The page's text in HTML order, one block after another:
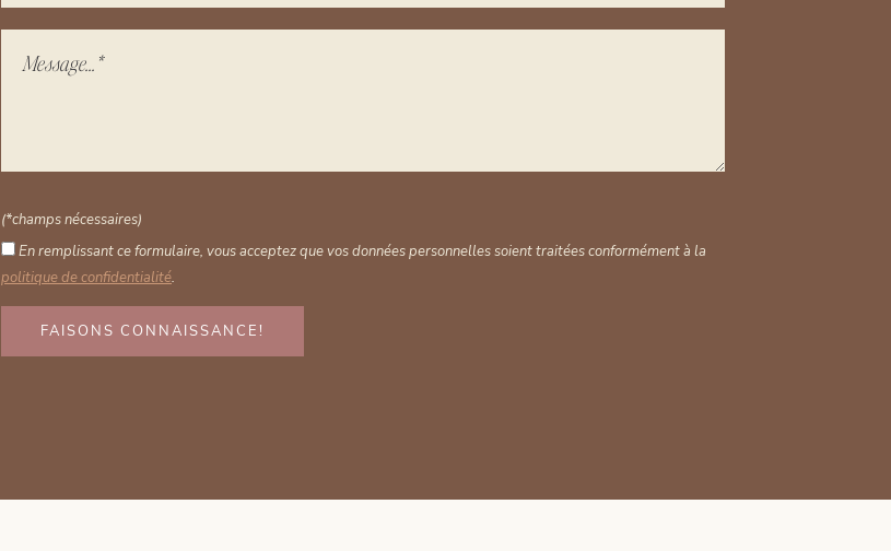
(*champs nécessaires)
En remplissant ce formulaire, vous acceptez que vos données personnelles soient traitées conformément à la
politique de confidentialité.
FAISONS CONNAISSANCE!